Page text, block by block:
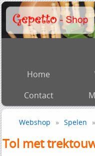
Home
Contact
Webshop » Spelen »
Tol met